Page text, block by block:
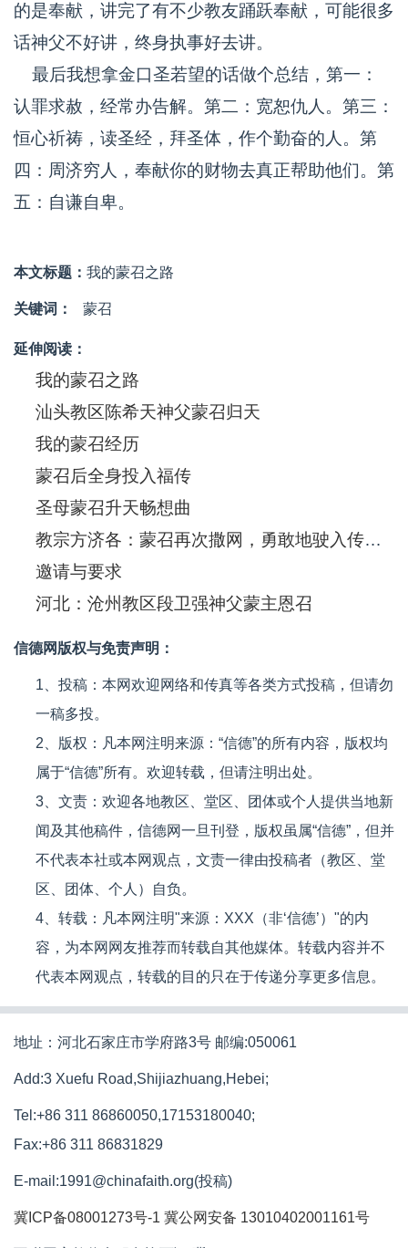
的是奉献，讲完了有不少教友踊跃奉献，可能很多
话神父不好讲，终身执事好去讲。
最后我想拿金口圣若望的话做个总结，第一：
认罪求赦，经常办告解。第二：宽恕仇人。第三：
恒心祈祷，读圣经，拜圣体，作个勤奋的人。第
四：周济穷人，奉献你的财物去真正帮助他们。第
五：自谦自卑。
本文标题： 我的蒙召之路
关键词： 蒙召
延伸阅读：
我的蒙召之路
汕头教区陈希天神父蒙召归天
我的蒙召经历
蒙召后全身投入福传
圣母蒙召升天畅想曲
教宗方济各：蒙召再次撒网，勇敢地驶入传报福音的海洋
邀请与要求
河北：沧州教区段卫强神父蒙主恩召
信德网版权与免责声明：
1、投稿：本网欢迎网络和传真等各类方式投稿，但请勿
一稿多投。
2、版权：凡本网注明来源：“信德”的所有内容，版权均
属于“信德”所有。欢迎转载，但请注明出处。
3、文责：欢迎各地教区、堂区、团体或个人提供当地新
闻及其他稿件，信德网一旦刊登，版权虽属“信德”，但并
不代表本社或本网观点，文责一律由投稿者（教区、堂
区、团体、个人）自负。
4、转载：凡本网注明"来源：XXX（非‘信德’）"的内
容，为本网网友推荐而转载自其他媒体。转载内容并不
代表本网观点，转载的目的只在于传递分享更多信息。
地址：河北石家庄市学府路3号 邮编:050061
Add:3 Xuefu Road,Shijiazhuang,Hebei;
Tel:+86 311 86860050,17153180040;
Fax:+86 311 86831829
E-mail:1991@chinafaith.org(投稿)
冀ICP备08001273号-1 冀公网安备 13010402001161号